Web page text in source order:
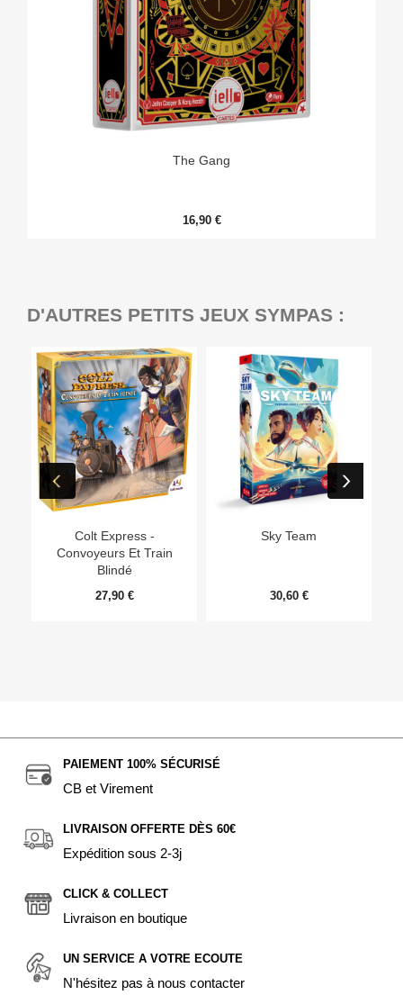
The Gang
16,90 €
D'AUTRES PETITS JEUX SYMPAS :
Colt Express -
Convoyeurs Et Train
Blindé
27,90 €
Sky Team
30,60 €
PAIEMENT 100% SÉCURISÉ
CB et Virement
LIVRAISON OFFERTE DÈS 60€
Expédition sous 2-3j
CLICK & COLLECT
Livraison en boutique
UN SERVICE A VOTRE ECOUTE
N'hésitez pas à nous contacter